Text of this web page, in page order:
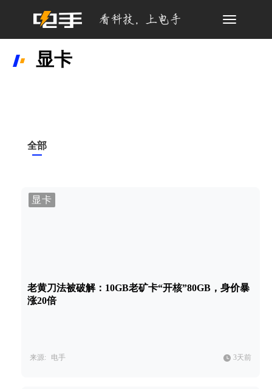
Toggle
显卡
全部
显卡
老黄刀法被破解：10GB老矿卡“开核”80GB，身价暴
涨20倍
来源: 电手 3天前